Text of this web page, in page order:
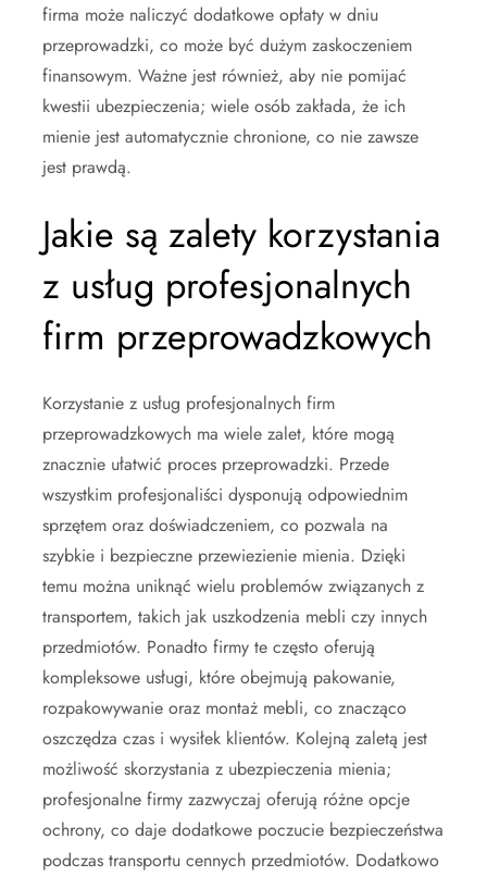
firma może naliczyć dodatkowe opłaty w dniu
przeprowadzki, co może być dużym zaskoczeniem
finansowym. Ważne jest również, aby nie pomijać
kwestii ubezpieczenia; wiele osób zakłada, że ich
mienie jest automatycznie chronione, co nie zawsze
jest prawdą.
Jakie są zalety korzystania
z usług profesjonalnych
firm przeprowadzkowych
Korzystanie z usług profesjonalnych firm
przeprowadzkowych ma wiele zalet, które mogą
znacznie ułatwić proces przeprowadzki. Przede
wszystkim profesjonaliści dysponują odpowiednim
sprzętem oraz doświadczeniem, co pozwala na
szybkie i bezpieczne przewiezienie mienia. Dzięki
temu można uniknąć wielu problemów związanych z
transportem, takich jak uszkodzenia mebli czy innych
przedmiotów. Ponadto firmy te często oferują
kompleksowe usługi, które obejmują pakowanie,
rozpakowywanie oraz montaż mebli, co znacząco
oszczędza czas i wysiłek klientów. Kolejną zaletą jest
możliwość skorzystania z ubezpieczenia mienia;
profesjonalne firmy zazwyczaj oferują różne opcje
ochrony, co daje dodatkowe poczucie bezpieczeństwa
podczas transportu cennych przedmiotów. Dodatkowo